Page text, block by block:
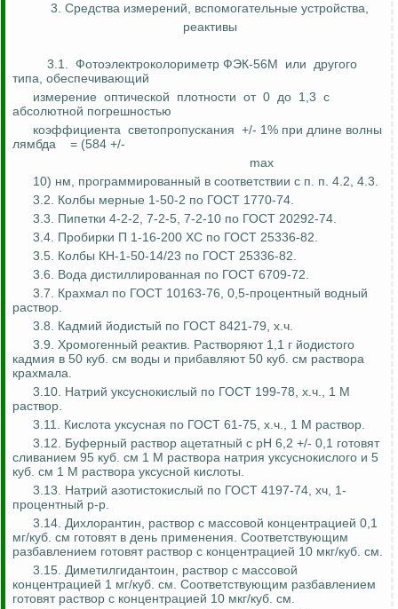
3. Средства измерений, вспомогательные устройства,
реактивы
3.1. Фотоэлектроколориметр ФЭК-56М или другого
типа, обеспечивающий
измерение оптической плотности от 0 до 1,3 с
абсолютной погрешностью
коэффициента светопропускания +/- 1% при длине волны
лямбда
= (584 +/-
max
10) нм, программированный в соответствии с п. п. 4.2, 4.3.
3.2. Колбы мерные 1-50-2 по ГОСТ 1770-74.
3.3. Пипетки 4-2-2, 7-2-5, 7-2-10 по ГОСТ 20292-74.
3.4. Пробирки П 1-16-200 ХС по ГОСТ 25336-82.
3.5. Колбы КН-1-50-14/23 по ГОСТ 25336-82.
3.6. Вода дистиллированная по ГОСТ 6709-72.
3.7. Крахмал по ГОСТ 10163-76, 0,5-процентный водный
раствор.
3.8. Кадмий йодистый по ГОСТ 8421-79, х.ч.
3.9. Хромогенный реактив. Растворяют 1,1 г йодистого
кадмия в 50 куб. см воды и прибавляют 50 куб. см раствора
крахмала.
3.10. Натрий уксуснокислый по ГОСТ 199-78, х.ч., 1 М
раствор.
3.11. Кислота уксусная по ГОСТ 61-75, х.ч., 1 М раствор.
3.12. Буферный раствор ацетатный с pH 6,2 +/- 0,1 готовят
сливанием 95 куб. см 1 М раствора натрия уксуснокислого и 5
куб. см 1 М раствора уксусной кислоты.
3.13. Натрий азотистокислый по ГОСТ 4197-74, хч, 1-
процентный р-р.
3.14. Дихлорантин, раствор с массовой концентрацией 0,1
мг/куб. см готовят в день применения. Соответствующим
разбавлением готовят раствор с концентрацией 10 мкг/куб. см.
3.15. Диметилгидантоин, раствор с массовой
концентрацией 1 мг/куб. см. Соответствующим разбавлением
готовят раствор с концентрацией 10 мкг/куб. см.